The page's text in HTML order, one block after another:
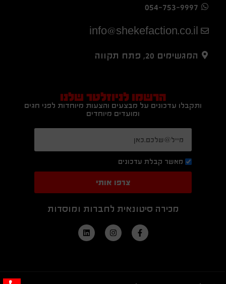
054-753-9997
info@shekefaction.co.il
המגשימים 20, פתח תקווה
הרשמו לניוזלטר שלנו
ותקבלו עדכונים על מבצעים והצעות מיוחדות לפני חגים
ומועדים מיוחדים
מאשר קבלת עדכונים
צרפו אותי
מכירה סיטונאית לחברות ומוסדות